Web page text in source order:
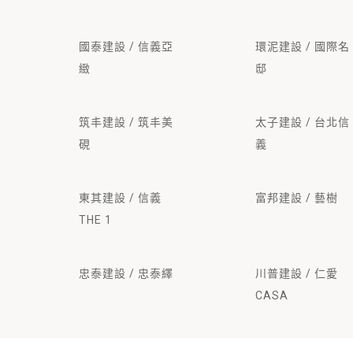
國泰建設 / 信義亞
緻
環泥建設 / 國際名
邸
筑丰建設 / 筑丰美
硯
太子建設 / 台北信
義
東其建設 / 信義
THE 1
富邦建設 / 藝樹
忠泰建設 / 忠泰繹
川普建設 / 仁愛
CASA